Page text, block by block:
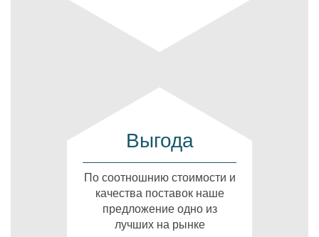
Выгода
По соотношнию стоимости и
качества поставок наше
предложение одно из
лучших на рынке